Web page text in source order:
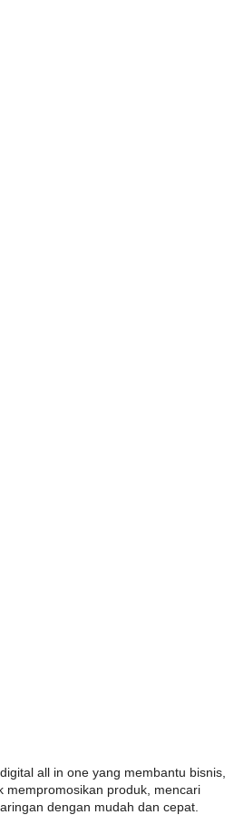
all in one yang membantu bisnis,
mempromosikan produk, mencari
dengan mudah dan cepat.